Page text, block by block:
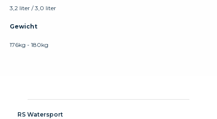
3,2 liter / 3,0 liter
Gewicht
176kg - 180kg
RS Watersport